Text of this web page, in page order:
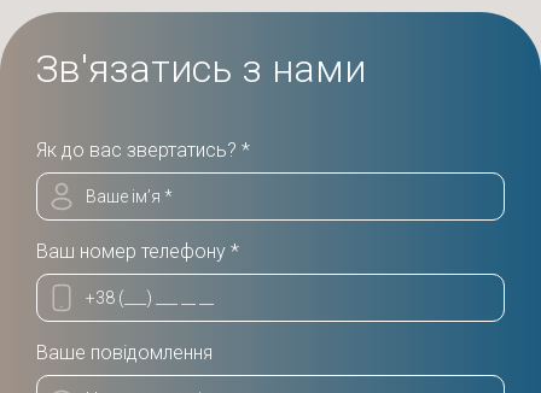
Зв'язатись з нами
Як до вас звертатись? *
Ваш номер телефону *
Ваше повідомлення